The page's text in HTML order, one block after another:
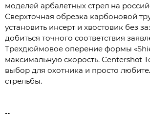
моделей арбалетных стрел на
Сверхточная обрезка карбоновой
установить инсерт и хвостовик без
добиться точного соответствия
Трехдюймовое оперение формы
максимальную скорость. Centershot
выбор для охотника и просто
стрельбы.